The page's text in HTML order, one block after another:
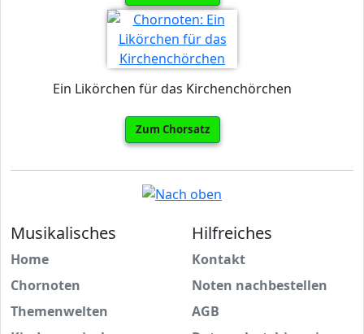
Ein Likörchen für das Kirchenchörchen
Zum Chorsatz
Musikalisches
Home
Chornoten
Themenwelten
Hilfreiches
Kontakt
Noten nachbestellen
AGB